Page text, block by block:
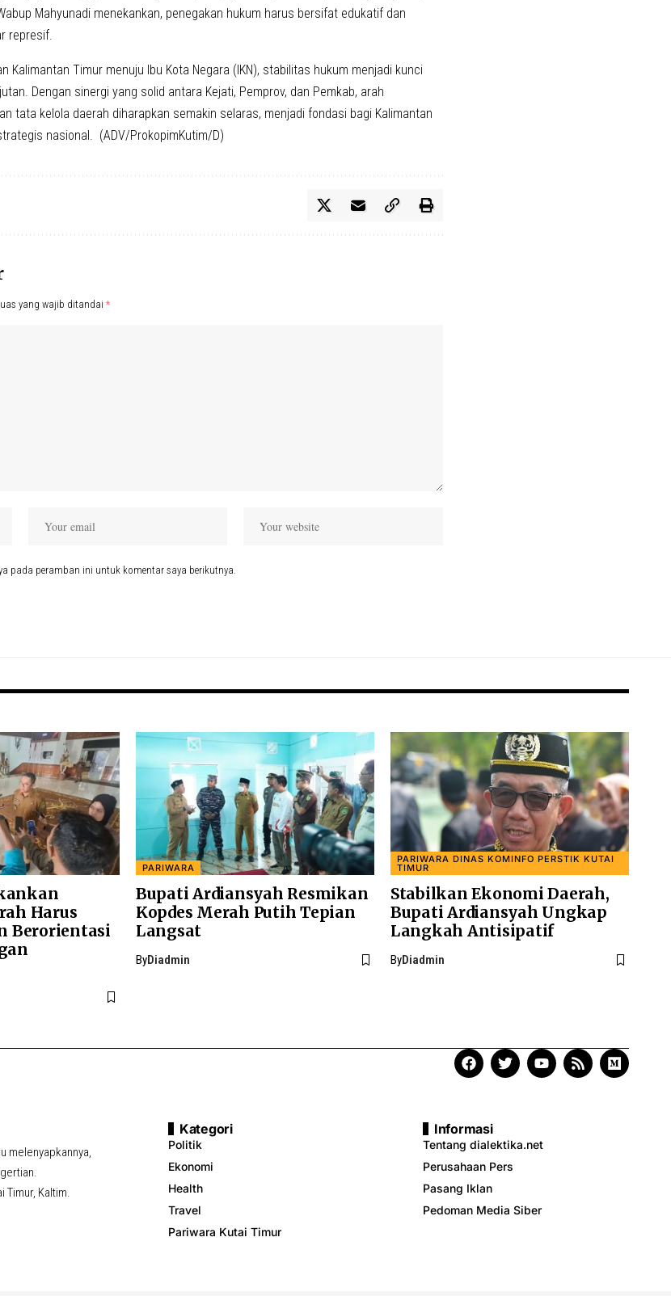
Mahyunadi menekankan, penegakan hukum harus bersifat edukatif dan
represif.
Kalimantan Timur menuju Ibu Kota Negara (IKN), stabilitas hukum menjadi kunci
Dengan sinergi yang solid antara Kejati, Pemprov, dan Pemkab, arah
tata kelola daerah diharapkan semakin selaras, menjadi fondasi bagi Kalimantan
nasional. (ADV/ProkopimKutim/D)
yang wajib ditandai *
pada peramban ini untuk komentar saya berikutnya.
Harus
Berorientasi
PARIWARA
Bupati Ardiansyah Resmikan
Kopdes Merah Putih Tepian
Langsat
ByDiadmin
PARIWARA DINAS KOMINFO PERSTIK KUTAI
TIMUR
Stabilkan Ekonomi Daerah,
Bupati Ardiansyah Ungkap
Langkah Antisipatif
ByDiadmin
melenyapkannya,
Timur, Kaltim.
Kategori
Politik
Ekonomi
Health
Travel
Pariwara Kutai Timur
Informasi
Tentang dialektika.net
Perusahaan Pers
Pasang Iklan
Pedoman Media Siber